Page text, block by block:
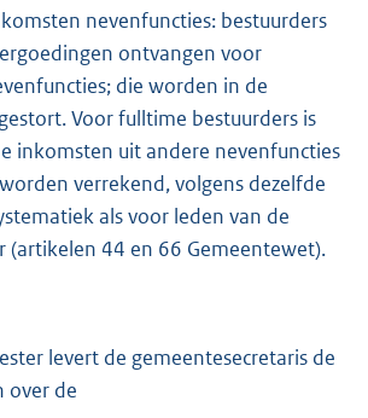
nevenfuncties: bestuurders
ontvangen voor
die worden in de
Voor fulltime bestuurders is
inkomsten uit andere nevenfuncties
verrekend, volgens dezelfde
als voor leden van de
(artikelen 44 en 66 Gemeentewet).
levert de gemeentesecretaris de
over de